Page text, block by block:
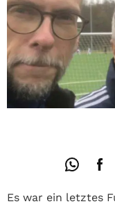
Es war ein letztes